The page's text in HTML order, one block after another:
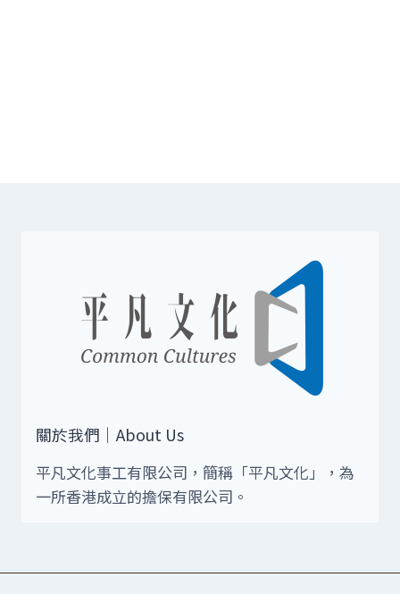
關於我們｜About Us
平凡文化事工有限公司，簡稱「平凡文化」，為
一所香港成立的擔保有限公司。